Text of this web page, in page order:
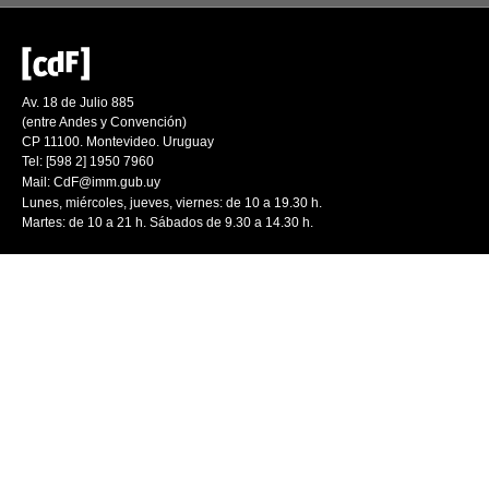
Av. 18 de Julio 885
(entre Andes y Convención)
CP 11100. Montevideo. Uruguay
Tel: [598 2] 1950 7960
Mail: CdF@imm.gub.uy
Lunes, miércoles, jueves, viernes: de 10 a 19.30 h.
Martes: de 10 a 21 h. Sábados de 9.30 a 14.30 h.